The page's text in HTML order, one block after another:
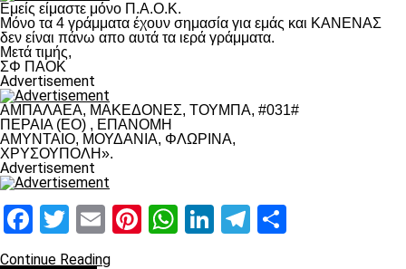
Εμείς είμαστε μόνο Π.Α.Ο.Κ.
Μόνο τα 4 γράμματα έχουν σημασία για εμάς και ΚΑΝΕΝΑΣ
δεν είναι πάνω απο αυτά τα ιερά γράμματα.
Μετά τιμής,
ΣΦ ΠΑΟΚ
Advertisement
ΑΜΠΑΛΑΕΑ, ΜΑΚΕΔΟΝΕΣ, ΤΟΥΜΠΑ, #031#
ΠΕΡΑΙΑ (ΕΟ) , ΕΠΑΝΟΜΗ
ΑΜΥΝΤΑΙΟ, ΜΟΥΔΑΝΙΑ, ΦΛΩΡΙΝΑ,
ΧΡΥΣΟΥΠΟΛΗ».
Advertisement
Facebook
Twitter
EmailPinterest
WhatsApp
LinkedIn
Telegram
Continue Reading